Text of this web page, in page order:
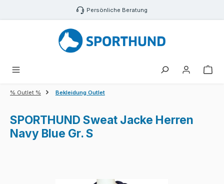
Zum Hauptinhalt springen Persönliche Beratung
% Outlet % Bekleidung Outlet
SPORTHUND Sweat Jacke Herren
Navy Blue Gr. S